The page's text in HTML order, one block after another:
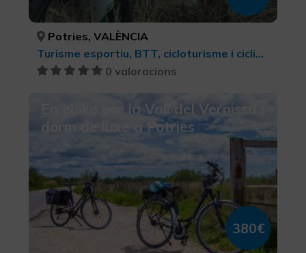
Potries, VALÈNCIA
Turisme esportiu, BTT, cicloturisme i ciclisme
0 valoracions
En ebike per la Vall del Vernissa i
dorm de luxe a Potries
380€